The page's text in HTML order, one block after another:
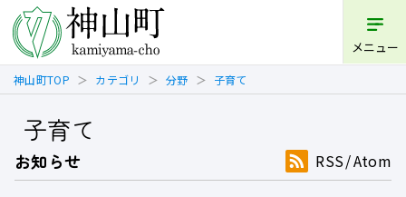
メニュー
神山町TOP カテゴリ 分野 子育て
子育て
お知らせ RSS Atom